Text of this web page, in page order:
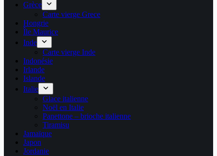
Grèce
Carte vierge Grece
Hongrie
Île Maurice
Inde
Carte vierge Inde
Indonésie
Irlande
Islande
Italie
Glace italienne
Noël en Italie
Panettone – brioche italienne
Tiramisu
Jamaïque
Japon
Jordanie